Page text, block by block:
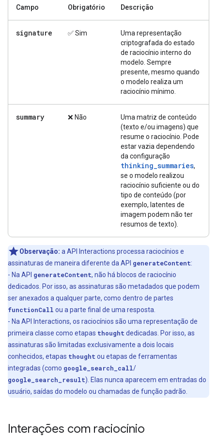
Campo Obrigatório Descrição
signature ✅ Sim
Uma representação
criptografada do estado
de raciocínio interno do
modelo. Sempre
presente, mesmo quando
o modelo realiza um
raciocínio mínimo.
summary ❌ Não
Uma matriz de conteúdo
(texto e/ou imagens) que
resume o raciocínio. Pode
estar vazia dependendo
da configuração
thinking_summaries,
se o modelo realizou
raciocínio suficiente ou do
tipo de conteúdo (por
exemplo, latentes de
imagem podem não ter
resumos de texto).
Observação: a API Interactions processa raciocínios e
assinaturas de maneira diferente da API generateContent:
- Na API generateContent, não há blocos de raciocínio
dedicados. Por isso, as assinaturas são metadados que podem
ser anexados a qualquer parte, como dentro de partes
functionCall ou a parte final de uma resposta.
- Na API Interactions, os raciocínios são uma representação de
primeira classe como etapas thought dedicadas. Por isso, as
assinaturas são limitadas exclusivamente a dois locais
conhecidos, etapas thought ou etapas de ferramentas
integradas (como google_search_call/
google_search_result). Elas nunca aparecem em entradas do
usuário, saídas do modelo ou chamadas de função padrão.
Interações com raciocínio